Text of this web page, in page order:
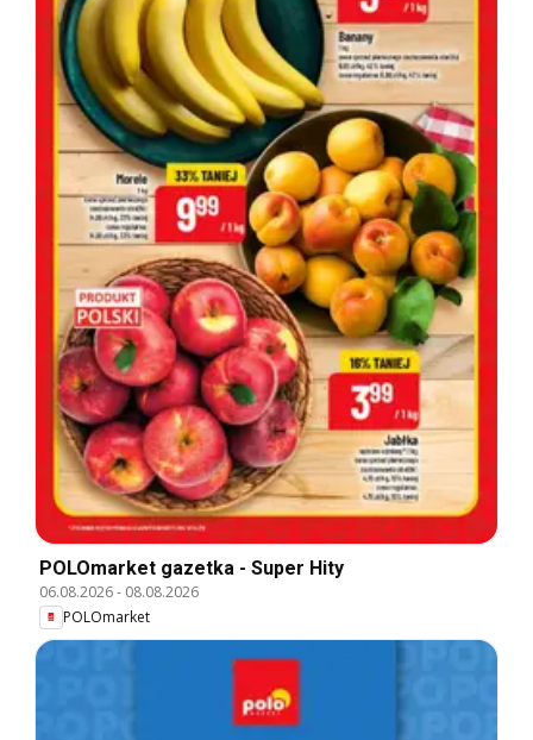
POLOmarket gazetka - Super Hity
06.08.2026- 08.08.2026
POLOmarket